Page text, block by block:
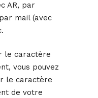
AR, par
mail (avec
le caractère
vous pouvez
le caractère
de votre